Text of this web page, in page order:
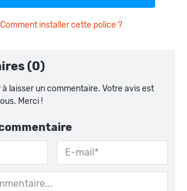
Comment installer cette police ?
(0)
laisser un commentaire. Votre avis est
Merci !